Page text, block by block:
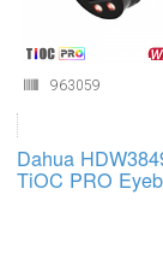
963059
Dahua
TiOC PRO